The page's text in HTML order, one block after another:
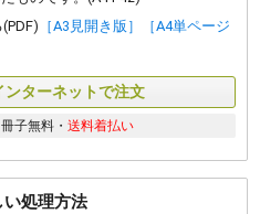
［A3見開き版］
［A4単ページ
ンターネットで注文
冊子無料・送料着払い
い処理方法